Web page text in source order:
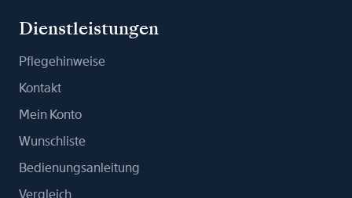
Dienstleistungen
Pflegehinweise
Kontakt
Mein Konto
Wunschliste
Bedienungsanleitung